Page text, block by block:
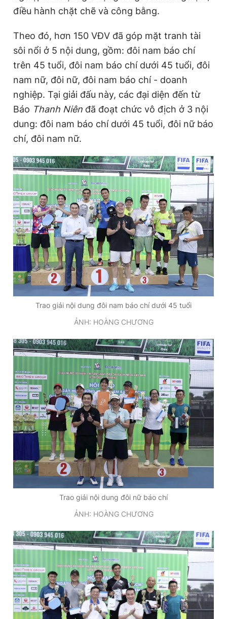
điều hành chặt chẽ và công bằng.
Theo đó, hơn 150 VĐV đã góp mặt tranh tài
sôi nổi ở 5 nội dung, gồm: đôi nam báo chí
trên 45 tuổi, đôi nam báo chí dưới 45 tuổi, đôi
nam nữ, đôi nữ, đôi nam báo chí - doanh
nghiệp. Tại giải đấu này, các đại diện đến từ
Báo Thanh Niên đã đoạt chức vô địch ở 3 nội
dung: đôi nam báo chí dưới 45 tuổi, đôi nữ báo
chí, đôi nam nữ.
Trao giải nội dung đôi nam báo chí dưới 45 tuổi
ẢNH: HOÀNG CHƯƠNG
Trao giải nội dung đôi nữ báo chí
ẢNH: HOÀNG CHƯƠNG